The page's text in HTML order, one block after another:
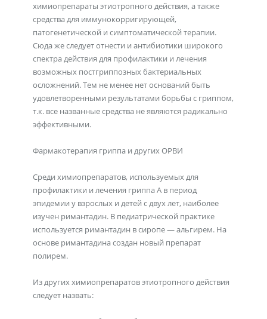
химиопрепараты этиотропного действия, а также
средства для иммунокорригирующей,
патогенетической и симптоматической терапии.
Сюда же следует отнести и антибиотики широкого
спектра действия для профилактики и лечения
возможных постгриппозных бактериальных
осложнений. Тем не менее нет оснований быть
удовлетворенными результатами борьбы с гриппом,
т.к. все названные средства не являются радикально
эффективными.
Фармакотерапия гриппа и других ОРВИ
Cреди химиопрепаратов, используемых для
профилактики и лечения гриппа А в период
эпидемии у взрослых и детей с двух лет, наиболее
изучен римантадин. В педиатрической практике
используется римантадин в сиропе — альгирем. На
основе римантадина создан новый препарат
полирем.
Из других химиопрепаратов этиотропного действия
следует назвать: